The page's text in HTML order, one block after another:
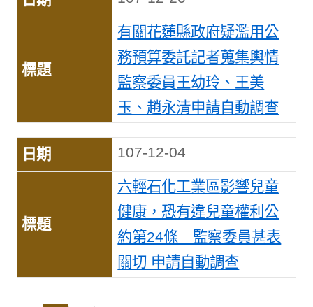
有關花蓮縣政府疑濫用公
務預算委託記者蒐集輿情
監察委員王幼玲、王美
玉、趙永清申請自動調查
107-12-04
六輕石化工業區影響兒童
健康，恐有違兒童權利公
約第24條 監察委員甚表
關切 申請自動調查